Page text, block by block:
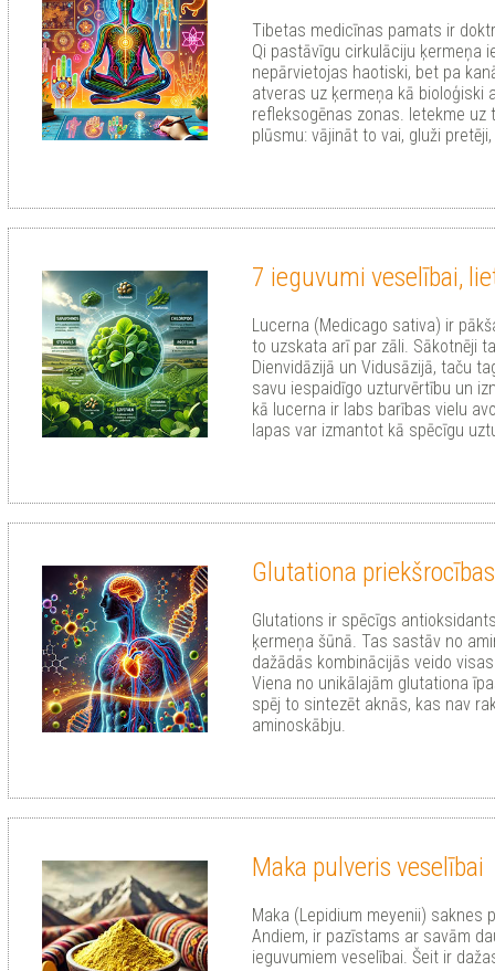
Tibetas medicīnas pamats ir
Qi pastāvīgu cirkulāciju ķermeņa
nepārvietojas haotiski, bet pa
atveras uz ķermeņa kā bioloģiski
refleksogēnas zonas. Ietekme uz
plūsmu: vājināt to vai, gluži
7 ieguvumi veselībai,
Lucerna (Medicago sativa) ir
to uzskata arī par zāli. Sākotnēji
Dienvidāzijā un Vidusāzijā, taču
savu iespaidīgo uzturvērtību un
kā lucerna ir labs barības vielu
lapas var izmantot kā spēcīgu
Glutationa priekšrocības
Glutations ir spēcīgs
ķermeņa šūnā. Tas sastāv no
dažādās kombinācijās veido
Viena no unikālajām glutationa
spēj to sintezēt aknās, kas nav
aminoskābju.
Maka pulveris veselībai
Maka (Lepidium meyenii) saknes
Andiem, ir pazīstams ar savām
ieguvumiem veselībai. Šeit ir